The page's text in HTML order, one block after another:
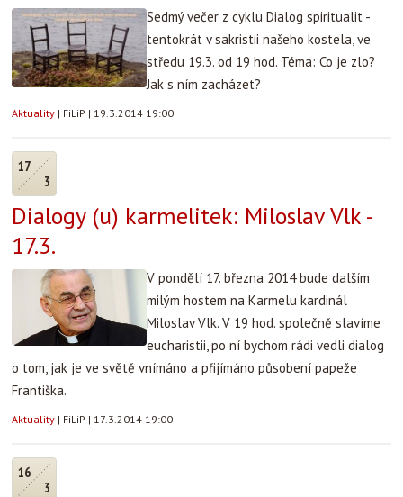
Sedmý večer z cyklu Dialog spiritualit -
tentokrát v sakristii našeho kostela, ve
středu 19.3. od 19 hod. Téma: Co je zlo?
Jak s ním zacházet?
Aktuality | FiLiP | 19.3.2014 19:00
17
3
Dialogy (u) karmelitek: Miloslav Vlk -
17.3.
V pondělí 17. března 2014 bude dalším
milým hostem na Karmelu kardinál
Miloslav Vlk. V 19 hod. společně slavíme
eucharistii, po ní bychom rádi vedli dialog
o tom, jak je ve světě vnímáno a přijímáno působení papeže
Františka.
Aktuality | FiLiP | 17.3.2014 19:00
16
3